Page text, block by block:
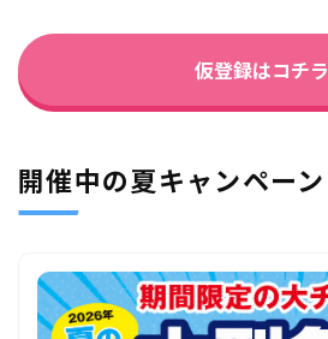
仮登録はコチラ
開催中の夏キャンペーン